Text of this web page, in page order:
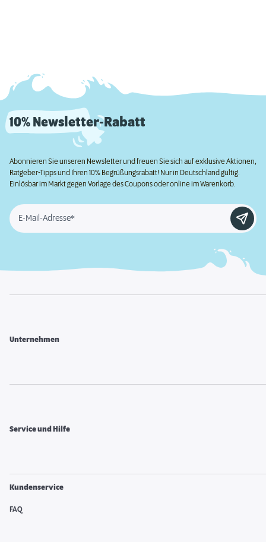
10% Newsletter-Rabatt
Abonnieren Sie unseren Newsletter und freuen Sie sich auf exklusive Aktionen,
Ratgeber-Tipps und Ihren 10% Begrüßungsrabatt! Nur in Deutschland gültig.
Einlösbar im Markt gegen Vorlage des Coupons oder online im Warenkorb.
E-Mail-Adresse*
Unternehmen
Service und Hilfe
Kundenservice
FAQ